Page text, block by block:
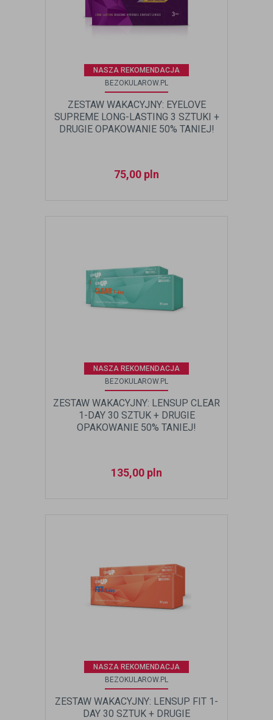
NASZA REKOMENDACJA
BEZOKULAROW.PL
ZESTAW WAKACYJNY: EYELOVE
SUPREME LONG-LASTING 3 SZTUKI +
DRUGIE OPAKOWANIE 50% TANIEJ!
75,00 pln
NASZA REKOMENDACJA
BEZOKULAROW.PL
ZESTAW WAKACYJNY: LENSUP CLEAR
1-DAY 30 SZTUK + DRUGIE
OPAKOWANIE 50% TANIEJ!
135,00 pln
NASZA REKOMENDACJA
BEZOKULAROW.PL
ZESTAW WAKACYJNY: LENSUP FIT 1-
DAY 30 SZTUK + DRUGIE